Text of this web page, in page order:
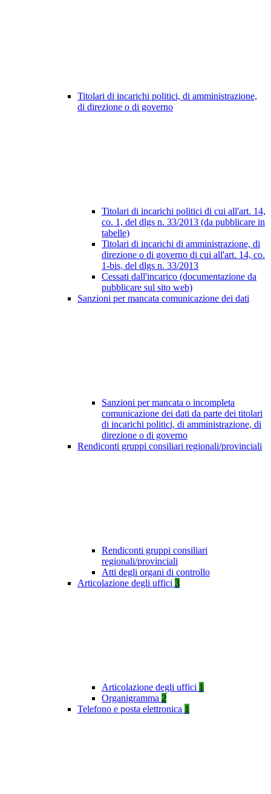
Titolari di incarichi politici, di amministrazione,
di direzione o di governo
Titolari di incarichi politici di cui all'art. 14,
co. 1, del dlgs n. 33/2013 (da pubblicare in
tabelle)
Titolari di incarichi di amministrazione, di
direzione o di governo di cui all'art. 14, co.
1-bis, del dlgs n. 33/2013
Cessati dall'incarico (documentazione da
pubblicare sul sito web)
Sanzioni per mancata comunicazione dei dati
Sanzioni per mancata o incompleta
comunicazione dei dati da parte dei titolari
di incarichi politici, di amministrazione, di
direzione o di governo
Rendiconti gruppi consiliari regionali/provinciali
Rendiconti gruppi consiliari
regionali/provinciali
Atti degli organi di controllo
Articolazione degli uffici 3
Articolazione degli uffici 1
Organigramma 2
Telefono e posta elettronica 1